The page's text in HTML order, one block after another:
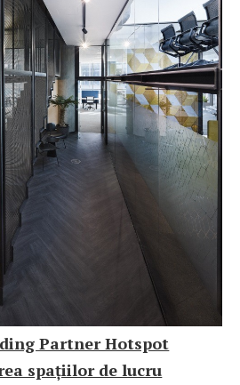
Partner Hotspot
spațiilor de lucru